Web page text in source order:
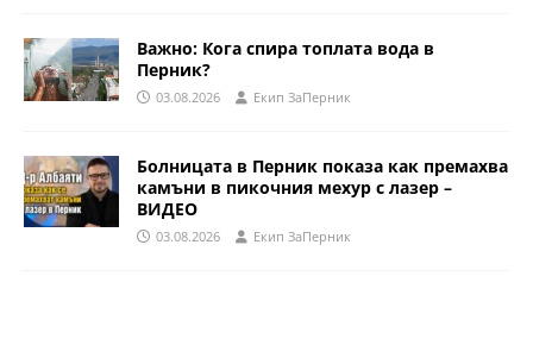
Важно: Кога спира топлата вода в
Перник?
03.08.2026 Eкип ЗаПерник
Болницата в Перник показа как премахва
камъни в пикочния мехур с лазер –
ВИДЕО
03.08.2026 Eкип ЗаПерник